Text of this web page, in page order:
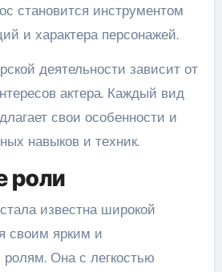
становится инструментом
и характера персонажей.
деятельности зависит от
актера. Каждый вид
свои особенности и
навыков и техник.
роли
известна широкой
своим ярким и
Она с легкостью